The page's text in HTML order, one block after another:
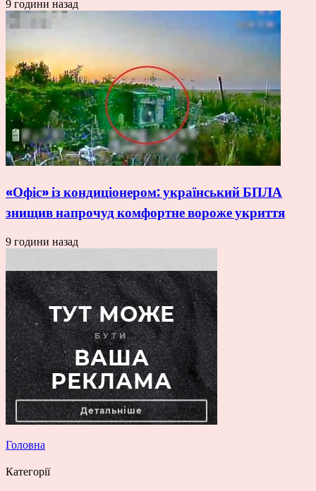
9 години назад
«Офіс» із кондиціонером: український БПЛА
знищив напрочуд комфортне вороже укриття
9 години назад
Головна
Категорії